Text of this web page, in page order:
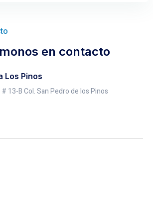
en contacto
Los Pinos
# 13-B Col. San Pedro de los Pinos